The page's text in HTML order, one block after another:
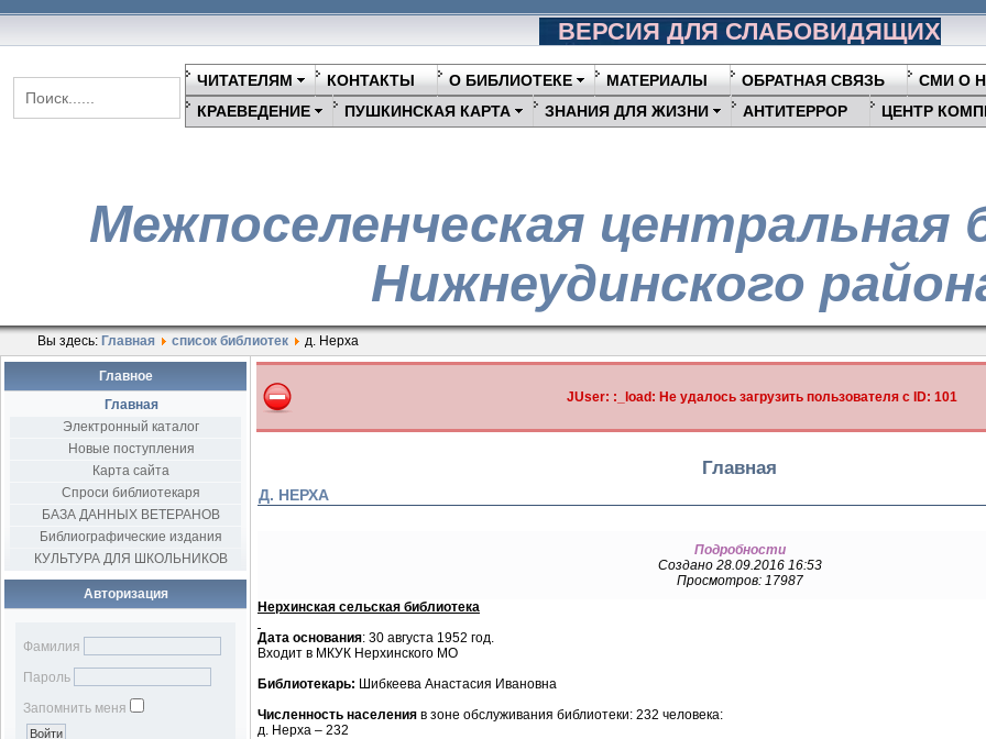
ВЕРСИЯ ДЛЯ СЛАБОВИДЯЩИХ
ЧИТАТЕЛЯМ КОНТАКТЫ О БИБЛИОТЕКЕ МАТЕРИАЛЫ ОБРАТНАЯ СВЯЗЬ СМИ О
КРАЕВЕДЕНИЕ
ПУШКИНСКАЯ КАРТА ЗНАНИЯ ДЛЯ ЖИЗНИ АНТИТЕРРОР ЦЕНТР
Межпоселенческая центральная
Нижнеудинского
Вы здесь: Главная список библиотек д. Нерха
Главное
Главная
Электронный каталог
Новые поступления
Карта сайта
Спроси библиотекаря
БАЗА ДАННЫХ ВЕТЕРАНОВ
Библиографические издания
КУЛЬТУРА ДЛЯ ШКОЛЬНИКОВ
Авторизация
Фамилия
Пароль
Запомнить меня
JUser: :_load: Не удалось загрузить пользователя с ID: 101
Главная
Д. НЕРХА
Подробности
Создано 28.09.2016 16:53
Просмотров: 17987
Нерхинская сельская библиотека
Дата основания: 30 августа 1952 год.
Входит в МКУК Нерхинского МО
Библиотекарь: Шибкеева Анастасия Ивановна
Численность населения в зоне обслуживания библиотеки: 232 человека:
д. Нерха – 232